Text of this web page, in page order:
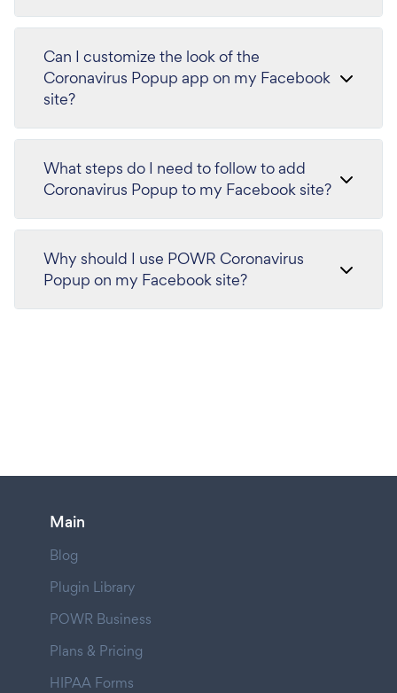
Can I customize the look of the
Coronavirus Popup app on my Facebook
site?
What steps do I need to follow to add
Coronavirus Popup to my Facebook site?
Why should I use POWR Coronavirus
Popup on my Facebook site?
Main
Blog
Plugin Library
POWR Business
Plans & Pricing
HIPAA Forms